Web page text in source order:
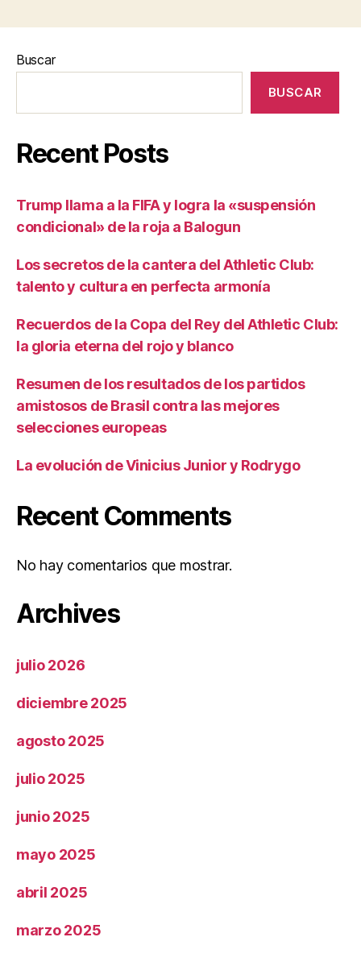
Buscar
BUSCAR
Recent Posts
Trump llama a la FIFA y logra la «suspensión
condicional» de la roja a Balogun
Los secretos de la cantera del Athletic Club:
talento y cultura en perfecta armonía
Recuerdos de la Copa del Rey del Athletic Club:
la gloria eterna del rojo y blanco
Resumen de los resultados de los partidos
amistosos de Brasil contra las mejores
selecciones europeas
La evolución de Vinicius Junior y Rodrygo
Recent Comments
No hay comentarios que mostrar.
Archives
julio 2026
diciembre 2025
agosto 2025
julio 2025
junio 2025
mayo 2025
abril 2025
marzo 2025